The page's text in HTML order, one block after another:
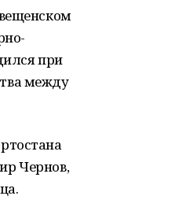
при
между
Чернов,